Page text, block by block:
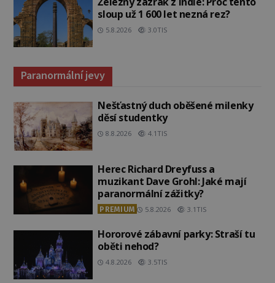
sloup už 1 600 let nezná rez?
5.8.2026 3.0TIS
Paranormální jevy
Nešťastný duch oběšené milenky
děsí studentky
8.8.2026 4.1TIS
Herec Richard Dreyfuss a
muzikant Dave Grohl: Jaké mají
paranormální zážitky?
PREMIUM 5.8.2026 3.1TIS
Hororové zábavní parky: Straší tu
oběti nehod?
4.8.2026 3.5TIS